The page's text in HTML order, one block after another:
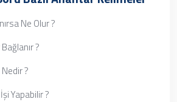
Ne Olur ?
?
?
Yapabilir ?